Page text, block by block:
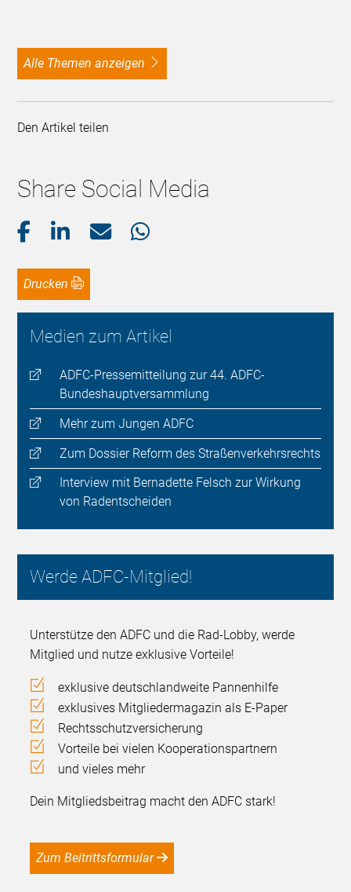
alle Themen anzeigen
Den Artikel teilen
Share Social Media
Drucken
Medien zum Artikel
ADFC-Pressemitteilung zur 44. ADFC-
Bundeshauptversammlung
Mehr zum Jungen ADFC
Zum Dossier Reform des Straßenverkehrsrechts
Interview mit Bernadette Felsch zur Wirkung
von Radentscheiden
Werde ADFC-Mitglied!
Unterstütze den ADFC und die Rad-Lobby, werde
Mitglied und nutze exklusive Vorteile!
exklusive deutschlandweite Pannenhilfe
exklusives Mitgliedermagazin als E-Paper
Rechtsschutzversicherung
Vorteile bei vielen Kooperationspartnern
und vieles mehr
Dein Mitgliedsbeitrag macht den ADFC stark!
Zum Beitrittsformular